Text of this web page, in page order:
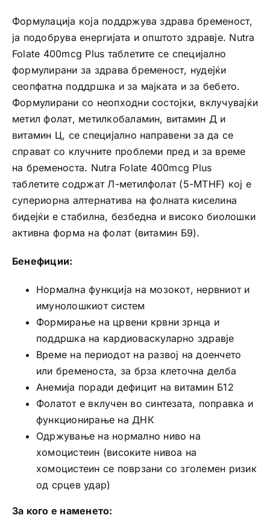
Формулација која поддржува здрава бременост,
ја подобрува енергијата и општото здравје. Nutra
Folate 400mcg Plus таблетите се специјално
формулирани за здрава бременост, нудејќи
сеопфатна поддршка и за мајката и за бебето.
Формулирани со неопходни состојки, вклучувајќи
метил фолат, метилкобаламин, витамин Д и
витамин Ц, се специјално направени за да се
справат со клучните проблеми пред и за време
на бременоста. Nutra Folate 400mcg Plus
таблетите содржат Л-метилфолат (5-MTHF) кој е
супериорна алтернатива на фолната киселина
бидејќи е стабилна, безбедна и високо биолошки
активна форма на фолат (витамин Б9).
Бенефиции:
Нормална функција на мозокот, нервниот и
имунолошкиот систем
Формирање на црвени крвни зрнца и
поддршка на кардиоваскуларно здравје
Време на периодот на развој на доенчето
или бременоста, за брза клеточна делба
Анемија поради дефицит на витамин Б12
Фолатот е вклучен во синтезата, поправка и
функционирање на ДНК
Одржување на нормално ниво на
хомоцистеин (високите нивоа на
хомоцистеин се поврзани со зголемен ризик
од срцев удар)
За кого е наменето: